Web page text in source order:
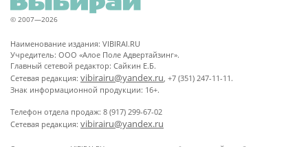
© 2007—2026
Наименование издания: VIBIRAI.RU
Учредитель: ООО «Алое Поле Адвертайзинг».
Главный сетевой редактор: Сайкин Е.Б.
Сетевая редакция: vibirairu@yandex.ru, +7 (351) 247-11-11.
Знак информационной продукции: 16+.
Телефон отдела продаж: 8 (917) 299-67-02
Сетевая редакция: vibirairu@yandex.ru